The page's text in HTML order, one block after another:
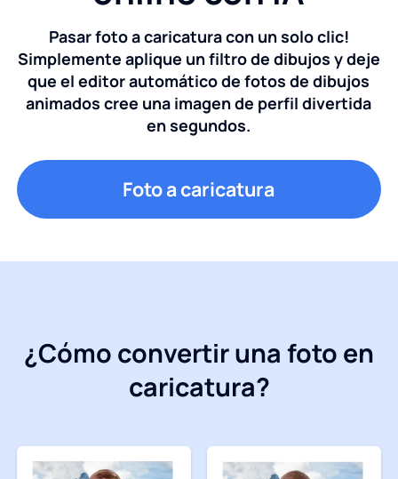
Pasar foto a caricatura con un solo clic!
Simplemente aplique un filtro de dibujos y deje
que el editor automático de fotos de dibujos
animados cree una imagen de perfil divertida
en segundos.
Foto a caricatura
¿Cómo convertir una foto en
caricatura?